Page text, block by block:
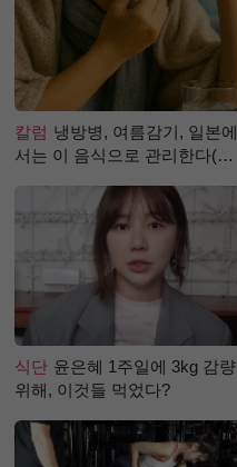
칼럼 냉방병, 여름감기, 일본에
서는 이 음식으로 관리한다(생
식단 윤은혜 1주일에 3kg 감량
위해, 이것들 먹었다?